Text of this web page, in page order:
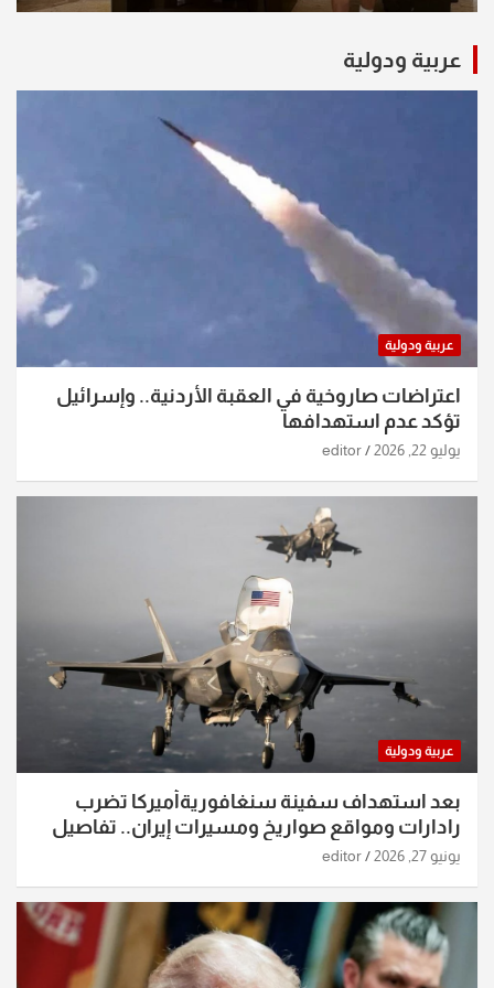
عربية ودولية
عربية ودولية
اعتراضات صاروخية في العقبة الأردنية.. وإسرائيل
تؤكد عدم استهدافها
يوليو 22, 2026 editor
عربية ودولية
بعد استهداف سفينة سنغافوريةأميركا تضرب
رادارات ومواقع صواريخ ومسيرات إيران.. تفاصيل
الساعات الماضية
يونيو 27, 2026 editor